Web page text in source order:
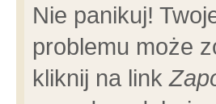
Nie panikuj!
problemu może
kliknij na link